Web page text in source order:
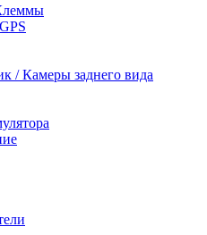
/ Камеры заднего вида